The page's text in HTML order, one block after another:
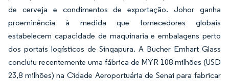
de cerveja e condimentos de exportação. Johor ganha
proeminência à medida que fornecedores globais
estabelecem capacidade de maquinaria e embalagens perto
dos portais logísticos de Singapura. A Bucher Emhart Glass
concluiu recentemente uma fábrica de MYR 108 milhões (USD
23,8 milhões) na Cidade Aeroportuária de Senai para fabricar